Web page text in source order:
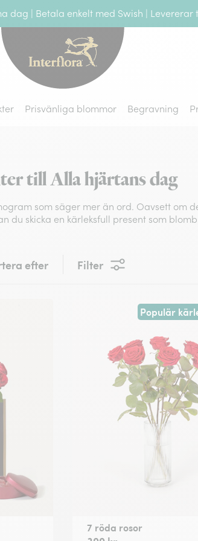
dag | Betala enkelt med Swish | Levererar
Prisvänliga blommor Begravning
till Alla hjärtans dag
som säger mer än ord. Oavsett
du skicka en kärleksfull present som
efter Filter
Populär
7 röda rosor